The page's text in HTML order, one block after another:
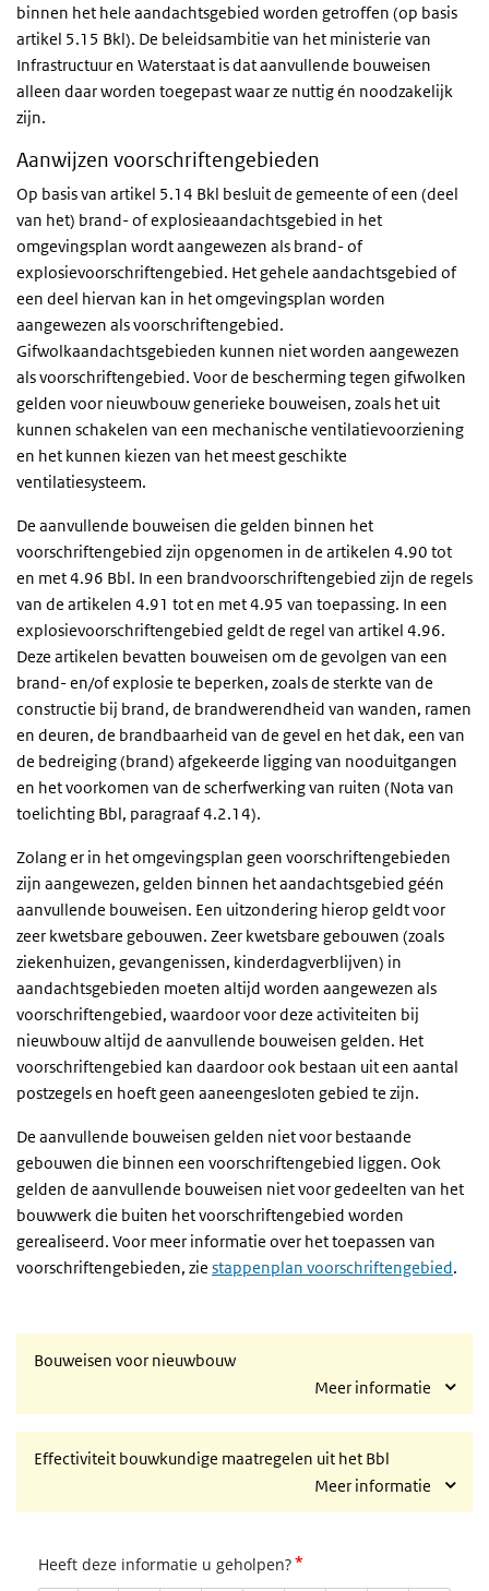
binnen het hele aandachtsgebied worden getroffen (op basis
artikel 5.15 Bkl). De beleidsambitie van het ministerie van
Infrastructuur en Waterstaat is dat aanvullende bouweisen
alleen daar worden toegepast waar ze nuttig én noodzakelijk
zijn.
Aanwijzen voorschriftengebieden
Op basis van artikel 5.14 Bkl besluit de gemeente of een (deel
van het) brand- of explosieaandachtsgebied in het
omgevingsplan wordt aangewezen als brand- of
explosievoorschriftengebied. Het gehele aandachtsgebied of
een deel hiervan kan in het omgevingsplan worden
aangewezen als voorschriftengebied.
Gifwolkaandachtsgebieden kunnen niet worden aangewezen
als voorschriftengebied. Voor de bescherming tegen gifwolken
gelden voor nieuwbouw generieke bouweisen, zoals het uit
kunnen schakelen van een mechanische ventilatievoorziening
en het kunnen kiezen van het meest geschikte
ventilatiesysteem.
De aanvullende bouweisen die gelden binnen het
voorschriftengebied zijn opgenomen in de artikelen 4.90 tot
en met 4.96 Bbl. In een brandvoorschriftengebied zijn de regels
van de artikelen 4.91 tot en met 4.95 van toepassing. In een
explosievoorschriftengebied geldt de regel van artikel 4.96.
Deze artikelen bevatten bouweisen om de gevolgen van een
brand- en/of explosie te beperken, zoals de sterkte van de
constructie bij brand, de brandwerendheid van wanden, ramen
en deuren, de brandbaarheid van de gevel en het dak, een van
de bedreiging (brand) afgekeerde ligging van nooduitgangen
en het voorkomen van de scherfwerking van ruiten (Nota van
toelichting Bbl, paragraaf 4.2.14).
Zolang er in het omgevingsplan geen voorschriftengebieden
zijn aangewezen, gelden binnen het aandachtsgebied géén
aanvullende bouweisen. Een uitzondering hierop geldt voor
zeer kwetsbare gebouwen. Zeer kwetsbare gebouwen (zoals
ziekenhuizen, gevangenissen, kinderdagverblijven) in
aandachtsgebieden moeten altijd worden aangewezen als
voorschriftengebied, waardoor voor deze activiteiten bij
nieuwbouw altijd de aanvullende bouweisen gelden. Het
voorschriftengebied kan daardoor ook bestaan uit een aantal
postzegels en hoeft geen aaneengesloten gebied te zijn.
De aanvullende bouweisen gelden niet voor bestaande
gebouwen die binnen een voorschriftengebied liggen. Ook
gelden de aanvullende bouweisen niet voor gedeelten van het
bouwwerk die buiten het voorschriftengebied worden
gerealiseerd. Voor meer informatie over het toepassen van
voorschriftengebieden, zie stappenplan voorschriftengebied.
Bouweisen voor nieuwbouw
Meer informatie
Effectiviteit bouwkundige maatregelen uit het Bbl
Meer informatie
Heeft deze informatie u geholpen?*